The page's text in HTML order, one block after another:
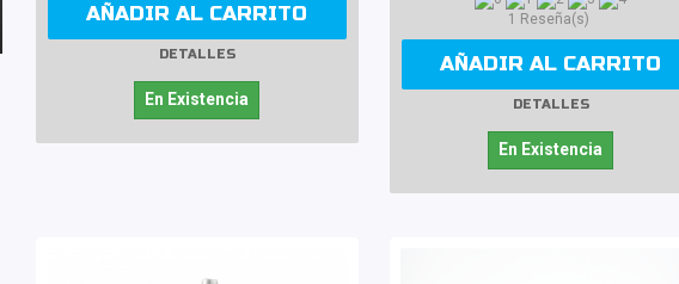
AÑADIR AL CARRITO
DETALLES
En Existencia
1 Reseña(s)
AÑADIR AL CARRITO
DETALLES
En Existencia